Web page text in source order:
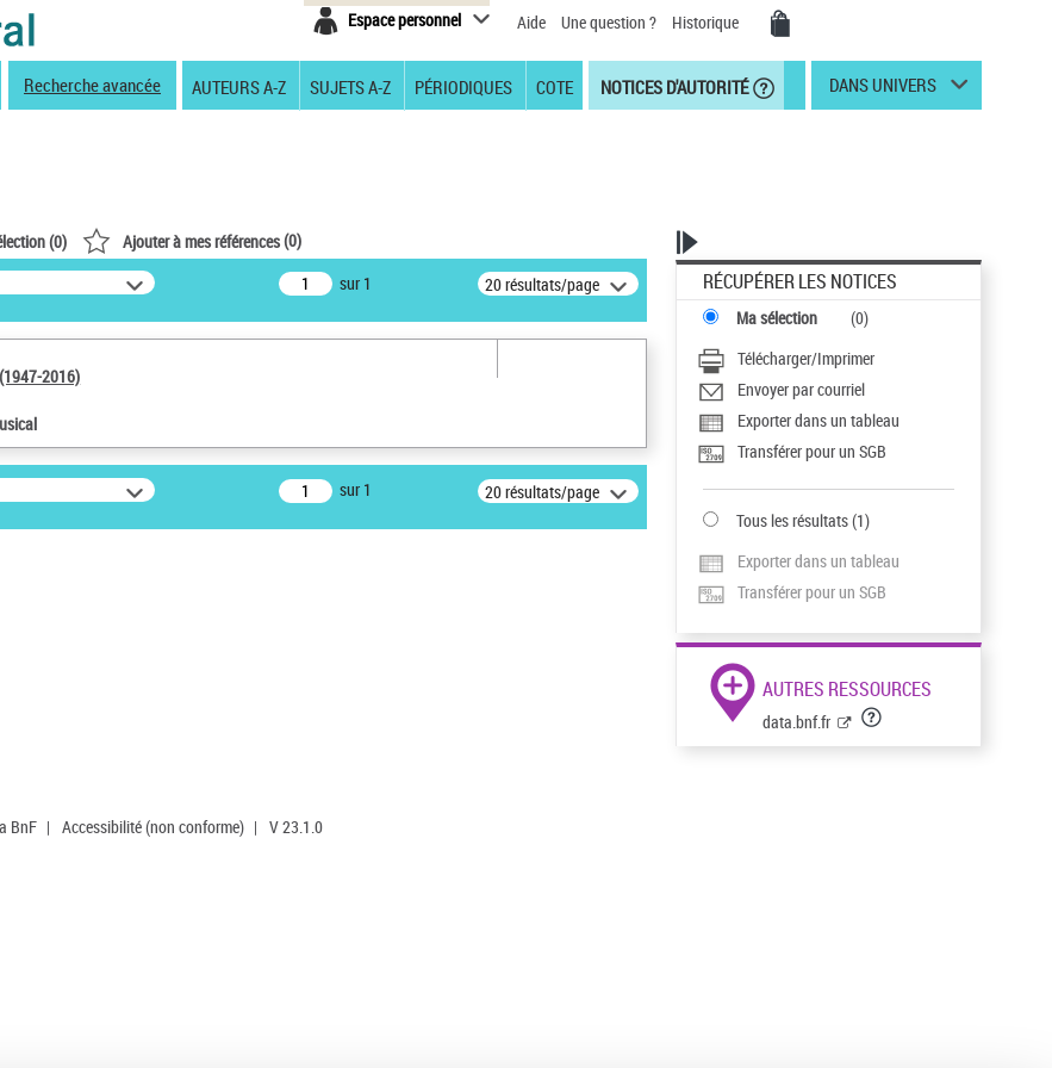
Espace personnel Aide Une question ? Historique
Recherche avancée AUTEURS A-Z SUJETS A-Z PÉRIODIQUES COTE NOTICES D'AUTORITÉ DANS UNIVERS
(0) Ajouter à mes références(0)
sur 1 20 résultats/page
2016)
sur 1 20 résultats/page
RÉCUPÉRER LES NOTICES
Ma sélection (0)
Télécharger/Imprimer
Envoyer par courriel
Exporter dans un tableau
Transférer pour un SGB
Tous les résultats(1)
Exporter dans un tableau
Transférer pour un SGB
AUTRES RESSOURCES
data.bnf.fr
BnF | Accessibilité (non conforme) | V 23.1.0